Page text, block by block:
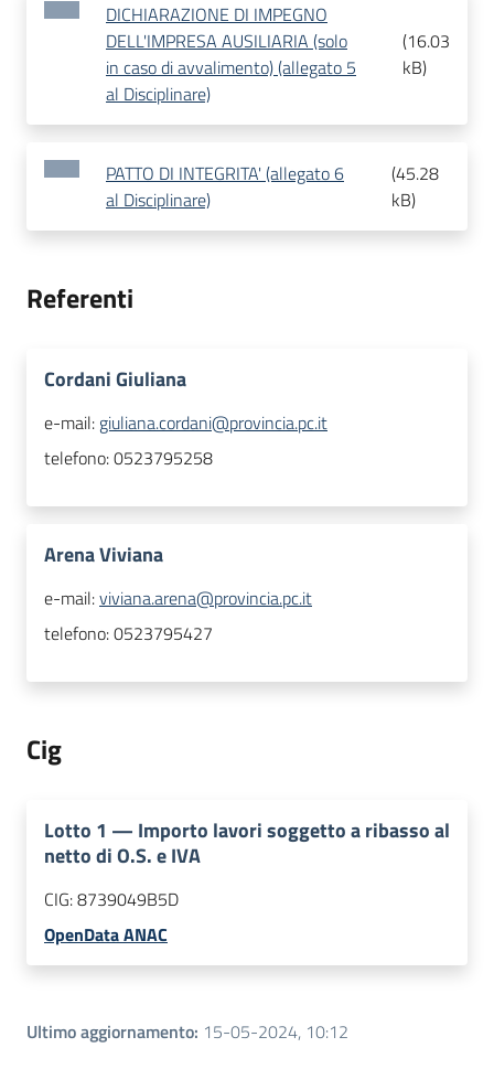
DICHIARAZIONE DI IMPEGNO
DELL'IMPRESA AUSILIARIA (solo
in caso di avvalimento) (allegato 5
al Disciplinare)
(16.03
kB)
PATTO DI INTEGRITA' (allegato 6
al Disciplinare)
(45.28
kB)
Referenti
Cordani Giuliana
e-mail: giuliana.cordani@provincia.pc.it
telefono:0523795258
Arena Viviana
e-mail:viviana.arena@provincia.pc.it
telefono:0523795427
Cig
Lotto 1 — Importo lavori soggetto a ribasso al
netto di O.S. e IVA
CIG:8739049B5D
OpenData ANAC
Ultimo aggiornamento: 15-05-2024, 10:12